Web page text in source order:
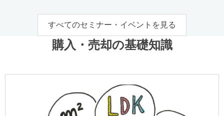
すべてのセミナー・イベントを見る
購入・売却の基礎知識